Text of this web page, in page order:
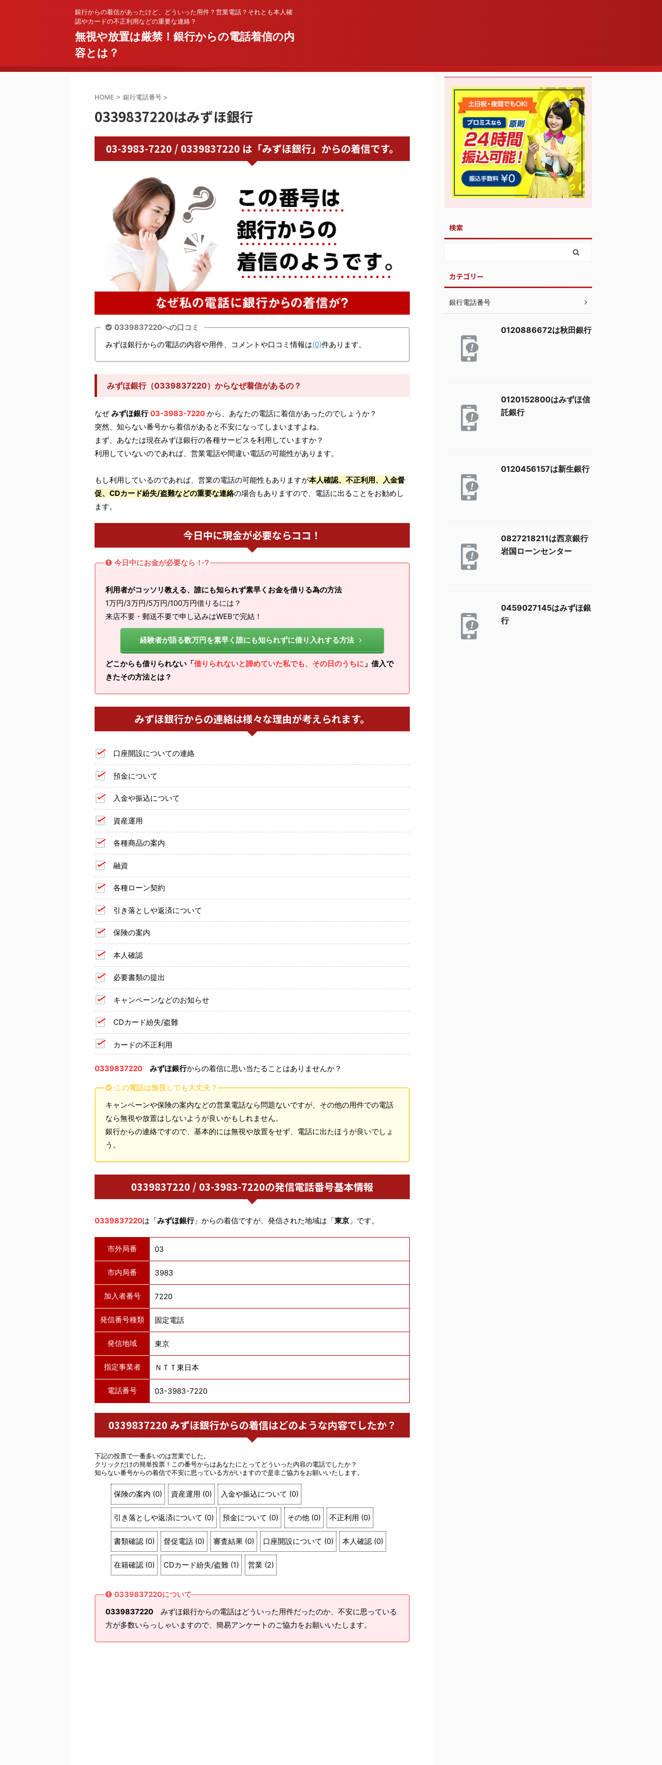
銀行からの着信があったけど、どういった用件？営業電話？それとも本人確
認やカードの不正利用などの重要な連絡？
無視や放置は厳禁！銀行からの電話着信の内
容とは？
HOME > 銀行電話番号 >
0339837220はみずほ銀行
03-3983-7220 / 0339837220 は「みずほ銀行」からの着信です。
0339837220への口コミ
みずほ銀行からの電話の内容や用件、コメントや口コミ情報は(0)件あります。
みずほ銀行（0339837220）からなぜ着信があるの？
なぜみずほ銀行 03-3983-7220 から、あなたの電話に着信があったのでしょうか？
突然、知らない番号から着信があると不安になってしまいますよね。
まず、あなたは現在みずほ銀行の各種サービスを利用していますか？
利用していないのであれば、営業電話や間違い電話の可能性があります。
もし利用しているのであれば、営業の電話の可能性もありますが本人確認、不正利用、入金督
促、CDカード紛失/盗難などの重要な連絡の場合もありますので、電話に出ることをお勧めし
ます。
今日中に現金が必要ならココ！
今日中にお金が必要なら！？
利用者がコッソリ教える、誰にも知られず素早くお金を借りる為の方法
1万円/3万円/5万円/100万円借りるには？
来店不要・郵送不要で申し込みはWEBで完結！
経験者が語る数万円を素早く誰にも知られずに借り入れする方法
どこからも借りられない「借りられないと諦めていた私でも、その日のうちに 」借入で
きたその方法とは？
みずほ銀行からの連絡は様々な理由が考えられます。
口座開設についての連絡
預金について
入金や振込について
資産運用
各種商品の案内
融資
各種ローン契約
引き落としや返済について
保険の案内
本人確認
必要書類の提出
キャンペーンなどのお知らせ
CDカード紛失/盗難
カードの不正利用
0339837220 みずほ銀行からの着信に思い当たることはありませんか？
この電話は無視しても大丈夫？
キャンペーンや保険の案内などの営業電話なら問題ないですが、その他の用件での電話
なら無視や放置はしないようが良いかもしれません。
銀行からの連絡ですので、基本的には無視や放置をせず、電話に出たほうが良いでしょ
う。
0339837220 / 03-3983-7220の発信電話番号基本情報
0339837220は「みずほ銀行」からの着信ですが、発信された地域は「東京 」です。
市外局番 03
市内局番 3983
加入者番号 7220
発信番号種類 固定電話
発信地域 東京
指定事業者 ＮＴＴ東日本
電話番号 03-3983-7220
0339837220 みずほ銀行からの着信はどのような内容でしたか？
下記の投票で一番多いのは営業でした。
クリックだけの簡単投票！この番号からはあなたにとってどういった内容の電話でしたか？
知らない番号からの着信で不安に思っている方がいますので是非ご協力をお願いいたします。
保険の案内 (0) 資産運用 (0) 入金や振込について (0)
引き落としや返済について (0) 預金について (0) その他 (0) 不正利用 (0)
書類確認 (0) 督促電話 (0) 審査結果 (0) 口座開設について (0) 本人確認 (0)
在籍確認 (0) CDカード紛失/盗難 (1) 営業 (2)
0339837220について
0339837220 みずほ銀行からの電話はどういった用件だったのか、不安に思っている
方が多数いらっしゃいますので、簡易アンケートのご協力をお願いいたします。
検索
カテゴリー
銀行電話番号
0120886672は秋田銀行
0120152800はみずほ信
託銀行
0120456157は新生銀行
0827218211は西京銀行
岩国ローンセンター
0459027145はみずほ銀
行